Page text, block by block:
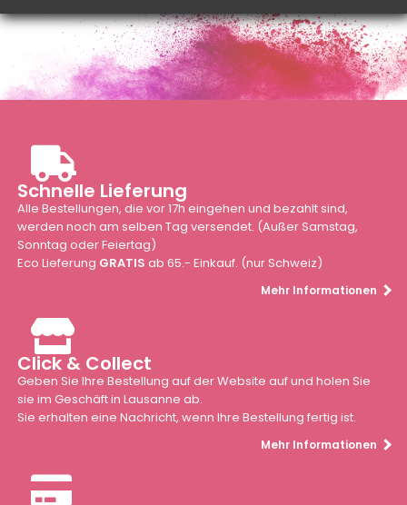
Schnelle Lieferung
Alle Bestellungen, die vor 17h eingehen und bezahlt sind,
werden noch am selben Tag versendet. (Außer Samstag,
Sonntag oder Feiertag)
Eco Lieferung GRATIS ab 65.- Einkauf. (nur Schweiz)
Mehr Informationen
Click & Collect
Geben Sie Ihre Bestellung auf der Website auf und holen Sie
sie im Geschäft in Lausanne ab.
Sie erhalten eine Nachricht, wenn Ihre Bestellung fertig ist.
Mehr Informationen